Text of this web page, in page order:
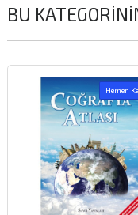
BU
Hemen